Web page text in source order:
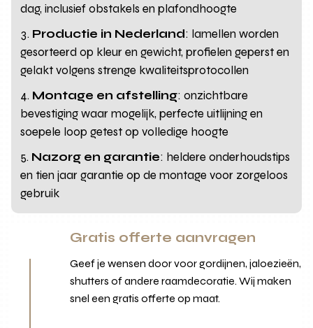
dag, inclusief obstakels en plafondhoogte
Productie in Nederland: lamellen worden
gesorteerd op kleur en gewicht, profielen geperst en
gelakt volgens strenge kwaliteitsprotocollen
Montage en afstelling: onzichtbare
bevestiging waar mogelijk, perfecte uitlijning en
soepele loop getest op volledige hoogte
Nazorg en garantie: heldere onderhoudstips
en tien jaar garantie op de montage voor zorgeloos
gebruik
Gratis offerte aanvragen
Geef je wensen door voor gordijnen, jaloezieën,
shutters of andere raamdecoratie. Wij maken
snel een gratis offerte op maat.